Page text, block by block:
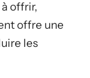
offrir,
offre une
les